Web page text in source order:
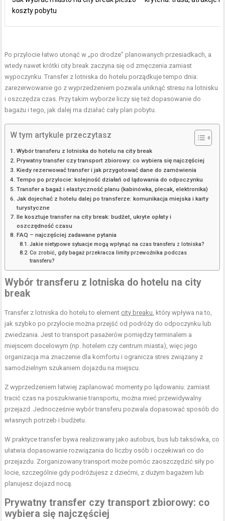
koszty pobytu
Po przylocie łatwo utonąć w „po drodze” planowanych przesiadkach, a
wtedy nawet krótki city break zaczyna się od zmęczenia zamiast
wypoczynku. Transfer z lotniska do hotelu porządkuje tempo dnia:
zarezerwowanie go z wyprzedzeniem pozwala uniknąć stresu na lotnisku
i oszczędza czas. Przy takim wyborze liczy się też dopasowanie do
bagażu i tego, jak dalej ma działać cały plan pobytu.
W tym artykule przeczytasz
Wybór transferu z lotniska do hotelu na city break
Prywatny transfer czy transport zbiorowy: co wybiera się najczęściej
Kiedy rezerwować transfer i jak przygotować dane do zamówienia
Tempo po przylocie: kolejność działań od lądowania do odpoczynku
Transfer a bagaż i elastyczność planu (kabinówka, plecak, elektronika)
Jak dojechać z hotelu dalej po transferze: komunikacja miejska i karty
turystyczne
Ile kosztuje transfer na city break: budżet, ukryte opłaty i
oszczędność czasu
FAQ – najczęściej zadawane pytania
Jakie nietypowe sytuacje mogą wpłynąć na czas transferu z lotniska?
Co zrobić, gdy bagaż przekracza limity przewoźnika podczas
transferu?
Wybór transferu z lotniska do hotelu na city
break
Transfer z lotniska do hotelu to element city breaku, który wpływa na to,
jak szybko po przylocie można przejść od podróży do odpoczynku lub
zwiedzania. Jest to transport pasażerów pomiędzy terminalem a
miejscem docelowym (np. hotelem czy centrum miasta), więc jego
organizacja ma znaczenie dla komfortu i ogranicza stres związany z
samodzielnym szukaniem dojazdu na miejscu.
Z wyprzedzeniem łatwiej zaplanować momenty po lądowaniu: zamiast
tracić czas na poszukiwanie transportu, można mieć przewidywalny
przejazd. Jednocześnie wybór transferu pozwala dopasować sposób do
własnych potrzeb i budżetu.
W praktyce transfer bywa realizowany jako autobus, bus lub taksówka, co
ułatwia dopasowanie rozwiązania do liczby osób i oczekiwań co do
przejazdu. Zorganizowany transport może pomóc zaoszczędzić siły po
locie, szczególnie gdy podróżujesz z dziećmi, z dużym bagażem lub
planujesz dojazd nocą.
Prywatny transfer czy transport zbiorowy: co
wybiera się najczęściej